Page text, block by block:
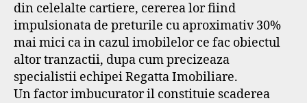
din celelalte cartiere, cererea lor fiind
impulsionata de preturile cu aproximativ 30%
mai mici ca in cazul imobilelor ce fac obiectul
altor tranzactii, dupa cum precizeaza
specialistii echipei Regatta Imobiliare.
Un factor imbucurator il constituie scaderea